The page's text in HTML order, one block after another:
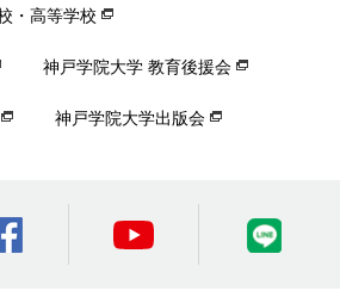
・高等学校
神戸学院大学 教育後援会
神戸学院大学出版会